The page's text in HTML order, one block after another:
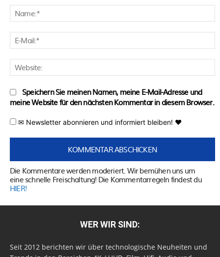
Speichern Sie meinen Namen, meine E-Mail-Adresse und
meine Website für den nächsten Kommentar in diesem Browser.
✉ Newsletter abonnieren und informiert bleiben! ♥
Die Kommentare werden moderiert. Wir bemühen uns um
eine schnelle Freischaltung! Die Kommentarregeln findest du
HIER!
WER WIR SIND:
Seit 2012 berichten wir über technologische Neuheiten und